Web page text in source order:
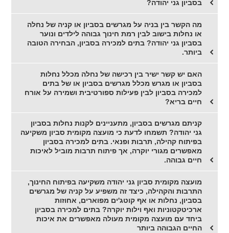
בסביון גני יהודה?
מה הקשר בין בניה על מגרשים בסביון או קניה של נחלה
או נחלות בישוב לבין רמת חינוך גבוהה לילדים ונוער
בסביון גני יהודה? בתים למכירה בסביון, הבחירה הטובה
ביותר.
האם יש קשר ישיר בין רכישה של נחלה מכלל נחלות
בסביון או מגרש מכלל מגרשים בסביון או של בתים
למכירה בסביון לבין פעילות ספורטיבית ושמירה על אורח
חיים בריא?
קניתם מגרשים בסביון, מתעניינים לקנות נחלות בסביון
גני יהודה? תשמחו לדעת כי מועצה מקומית סביון משקיעה
בפיתוח קהילה, תרבות ופנאי. בתים למכירה בסביון
מאפשרים מגורי יוקרה, אך פיתוח תרבות מוביל לאיכות
חיים גבוהה.
מועצה מקומית סביון גני יהודה משקיעה בפיתוח החינוך,
התרבות והקהילה, כיצד זה משפיע על קניה של מגרשים
בסביון, נחלות או אף קוטג'ים מפוארים, אחוזות
ארכיטקטוניות ואף וילות יוקרה? בתים למכירה בסביון
ביחד עם מועצה מקומית מעולה מאפשרים את איכות
החיים הגבוהה ביותר